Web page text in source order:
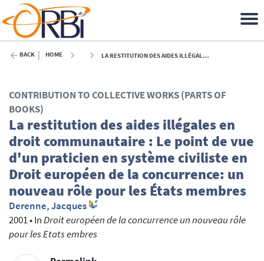
BACK HOME LA RESTITUTION DES AIDES ILLÉGALES EN DROIT COMMUNAUTAIRE : LE POINT DE VUE D'UN PRATICIEN EN SYSTÈME CIVILISTE EN DROIT EUROPÉEN DE LA CONCURRENCE: UN NOUVEAU RÔLE POUR LES ÉTATS MEMBRES - 2001
CONTRIBUTION TO COLLECTIVE WORKS (PARTS OF
BOOKS)
La restitution des aides illégales en
droit communautaire : Le point de vue
d'un praticien en système civiliste en
Droit européen de la concurrence: un
nouveau rôle pour les États membres
Derenne, Jacques
2001•InDroit européen de la concurrence un nouveau rôle
pour les Etats embres